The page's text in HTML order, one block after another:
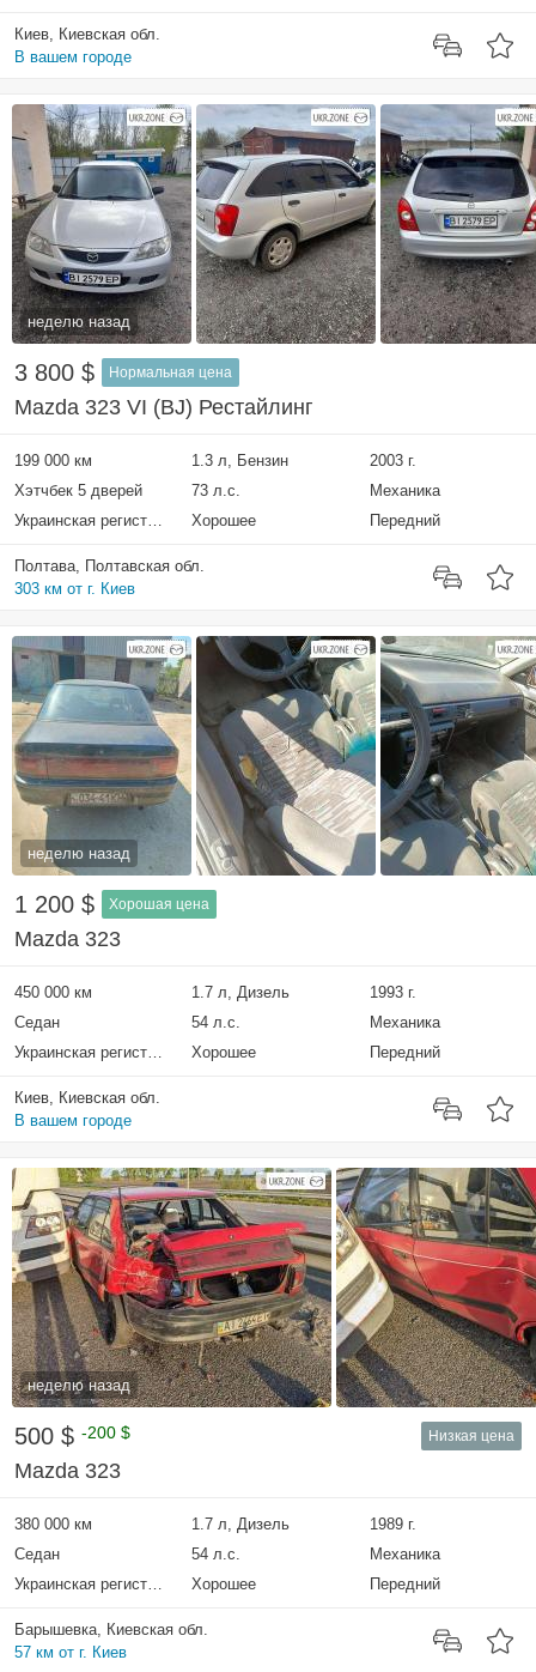
Киев, Киевская обл.
В вашем городе
неделю назад
3 800 $ Нормальная цена
Mazda 323 VI (BJ) Рестайлинг
199 000 км 1.3 л, Бензин
2003 г.
Хэтчбек 5 дверей
73 л.с.
Механика
Украинская регистрация
Хорошее Передний
Полтава, Полтавская обл.
303 км от г. Киев
неделю назад
1 200 $ Хорошая цена
Mazda 323
450 000 км 1.7 л, Дизель
1993 г.
Седан
54 л.с.
Механика
Украинская регистрация
Хорошее Передний
Киев, Киевская обл.
В вашем городе
неделю назад
500 $ -200 $ Низкая цена
Mazda 323
380 000 км 1.7 л, Дизель
1989 г.
Седан
54 л.с.
Механика
Украинская регистрация
Хорошее Передний
Барышевка, Киевская обл.
57 км от г. Киев